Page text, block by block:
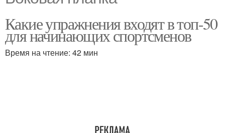
Какие упражнения входят в топ-50
для начинающих спортсменов
Время на чтение: 42 мин